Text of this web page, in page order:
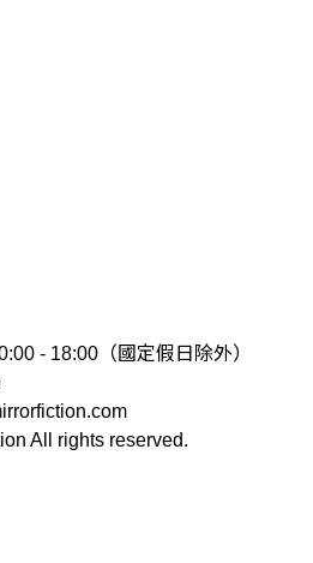
- 18:00（國定假日除外）
All rights reserved.